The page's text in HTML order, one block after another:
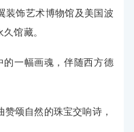
装饰艺术博物馆及美国波
馆藏。
的一幅画魂，伴随西方德
颂自然的珠宝交响诗，